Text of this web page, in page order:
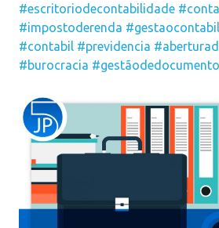
#escritoriodecontabilidade
#impostoderenda #gestaocontabil
#contabil #previdencia
#burocracia